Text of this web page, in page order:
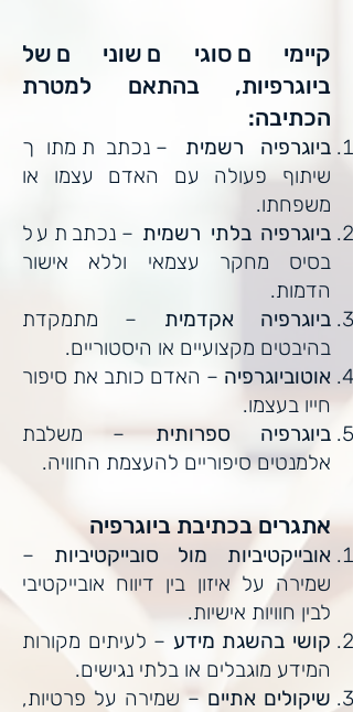
קיימים סוגים שונים של
ביוגרפיות, בהתאם למטרת
הכתיבה:
ביוגרפיה רשמית – נכתבת מתוך
שיתוף פעולה עם האדם עצמו או
משפחתו.
ביוגרפיה בלתי רשמית – נכתבת על
בסיס מחקר עצמאי וללא אישור
הדמות.
ביוגרפיה אקדמית – מתמקדת
בהיבטים מקצועיים או היסטוריים.
אוטוביוגרפיה – האדם כותב את סיפור
חייו בעצמו.
ביוגרפיה ספרותית – משלבת
אלמנטים סיפוריים להעצמת החוויה.
אתגרים בכתיבת ביוגרפיה
אובייקטיביות מול סובייקטיביות –
שמירה על איזון בין דיווח אובייקטיבי
לבין חוויות אישיות.
קושי בהשגת מידע – לעיתים מקורות
המידע מוגבלים או בלתי נגישים.
שיקולים אתיים – שמירה על פרטיות,